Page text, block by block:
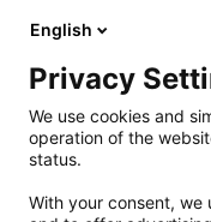
Rückgabe
Aktionen
Kontakt
Cookie
Vertrag widerrufen
English
Privacy
We use cookies and
operation of the
status.
With your consent, we